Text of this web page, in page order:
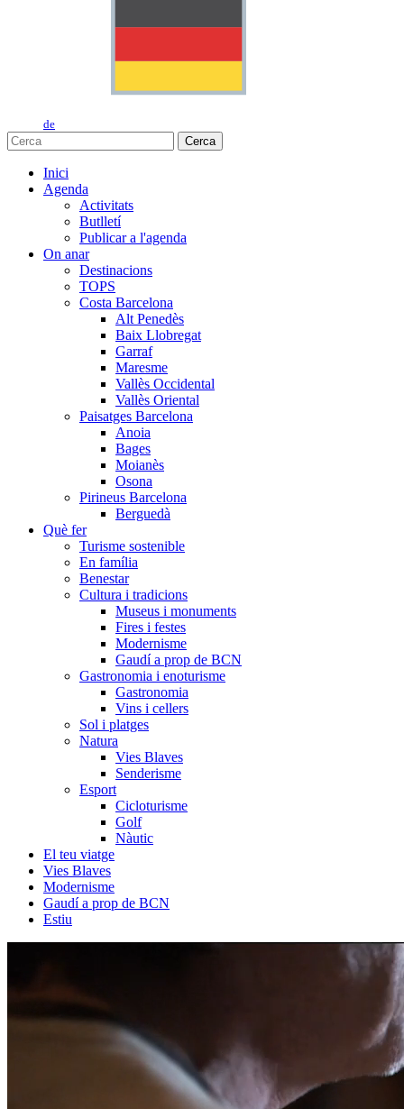
de
Cerca
Inici
Agenda
Activitats
Butlletí
Publicar a l'agenda
On anar
Destinacions
TOPS
Costa Barcelona
Alt Penedès
Baix Llobregat
Garraf
Maresme
Vallès Occidental
Vallès Oriental
Paisatges Barcelona
Anoia
Bages
Moianès
Osona
Pirineus Barcelona
Berguedà
Què fer
Turisme sostenible
En família
Benestar
Cultura i tradicions
Museus i monuments
Fires i festes
Modernisme
Gaudí a prop de BCN
Gastronomia i enoturisme
Gastronomia
Vins i cellers
Sol i platges
Natura
Vies Blaves
Senderisme
Esport
Cicloturisme
Golf
Nàutic
El teu viatge
Vies Blaves
Modernisme
Gaudí a prop de BCN
Estiu